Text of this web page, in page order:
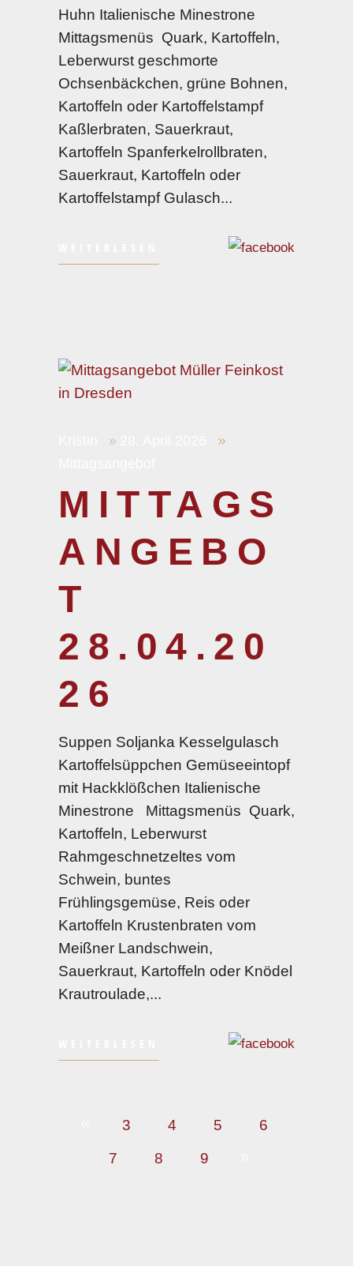
Huhn Italienische Minestrone
Mittagsmenüs Quark, Kartoffeln,
Leberwurst geschmorte
Ochsenbäckchen, grüne Bohnen,
Kartoffeln oder Kartoffelstampf
Kaßlerbraten, Sauerkraut,
Kartoffeln Spanferkelrollbraten,
Sauerkraut, Kartoffeln oder
Kartoffelstampf Gulasch
MITTAGS
ANGEBO
T
28.04.20
26
Suppen Soljanka Kesselgulasch
Kartoffelsüppchen Gemüseeintopf
mit Hackklößchen Italienische
Minestrone Mittagsmenüs Quark,
Kartoffeln, Leberwurst
Rahmgeschnetzeltes vom
Schwein, buntes
Frühlingsgemüse, Reis oder
Kartoffeln Krustenbraten vom
Meißner Landschwein,
Sauerkraut, Kartoffeln oder Knödel
Krautroulade,
3 4 5
6
7
8 9